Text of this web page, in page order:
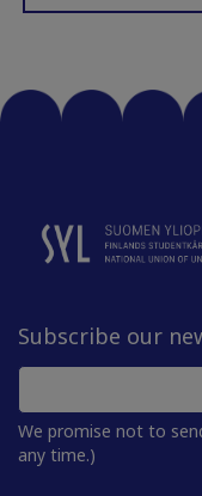
Subscribe our
We promise not to
any time.)